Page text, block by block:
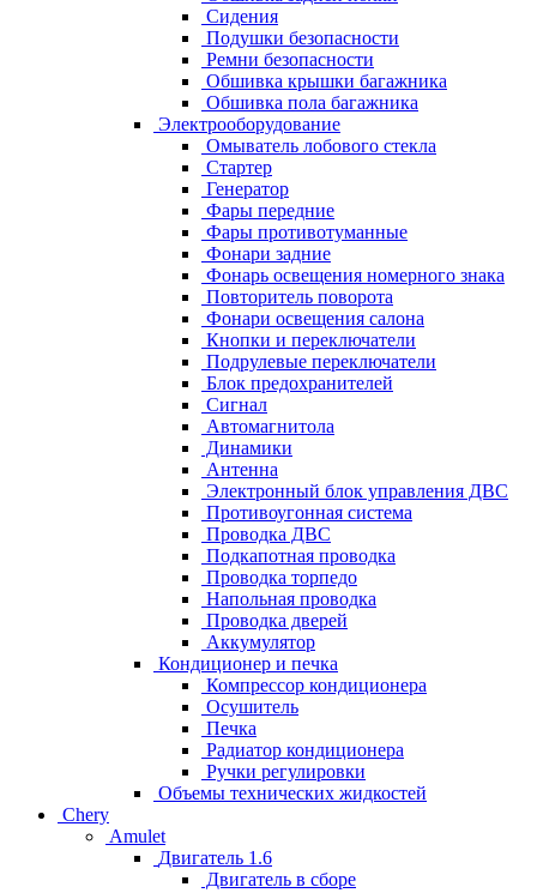
Сидения
Подушки безопасности
Ремни безопасности
Обшивка крышки багажника
Обшивка пола багажника
Электрооборудование
Омыватель лобового стекла
Стартер
Генератор
Фары передние
Фары противотуманные
Фонари задние
Фонарь освещения номерного знака
Повторитель поворота
Фонари освещения салона
Кнопки и переключатели
Подрулевые переключатели
Блок предохранителей
Сигнал
Автомагнитола
Динамики
Антенна
Электронный блок управления ДВС
Противоугонная система
Проводка ДВС
Подкапотная проводка
Проводка торпедо
Напольная проводка
Проводка дверей
Аккумулятор
Кондиционер и печка
Компрессор кондиционера
Осушитель
Печка
Радиатор кондиционера
Ручки регулировки
Объемы технических жидкостей
Chery
Amulet
Двигатель 1.6
Двигатель в сборе